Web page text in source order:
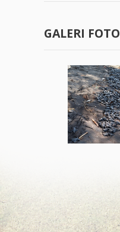
GALERI FOTO